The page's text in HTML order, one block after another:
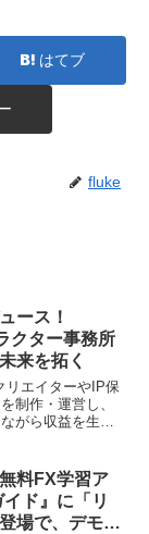
はてブ
fluke
ース！
クター事務所
来を拓く
リエイターやIP保
制作・運営し、
がら収益を生み
へと引き上げる
料FX学習ア
ド』に「リ
場で、デモト